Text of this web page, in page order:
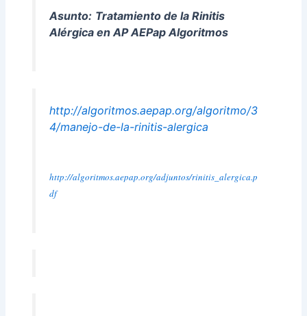
Asunto: Tratamiento de la Rinitis
Alérgica en AP AEPap Algoritmos
http://algoritmos.aepap.org/algoritmo/3
4/manejo-de-la-rinitis-alergica
http://algoritmos.aepap.org/adjuntos/rinitis_alergica.p
df